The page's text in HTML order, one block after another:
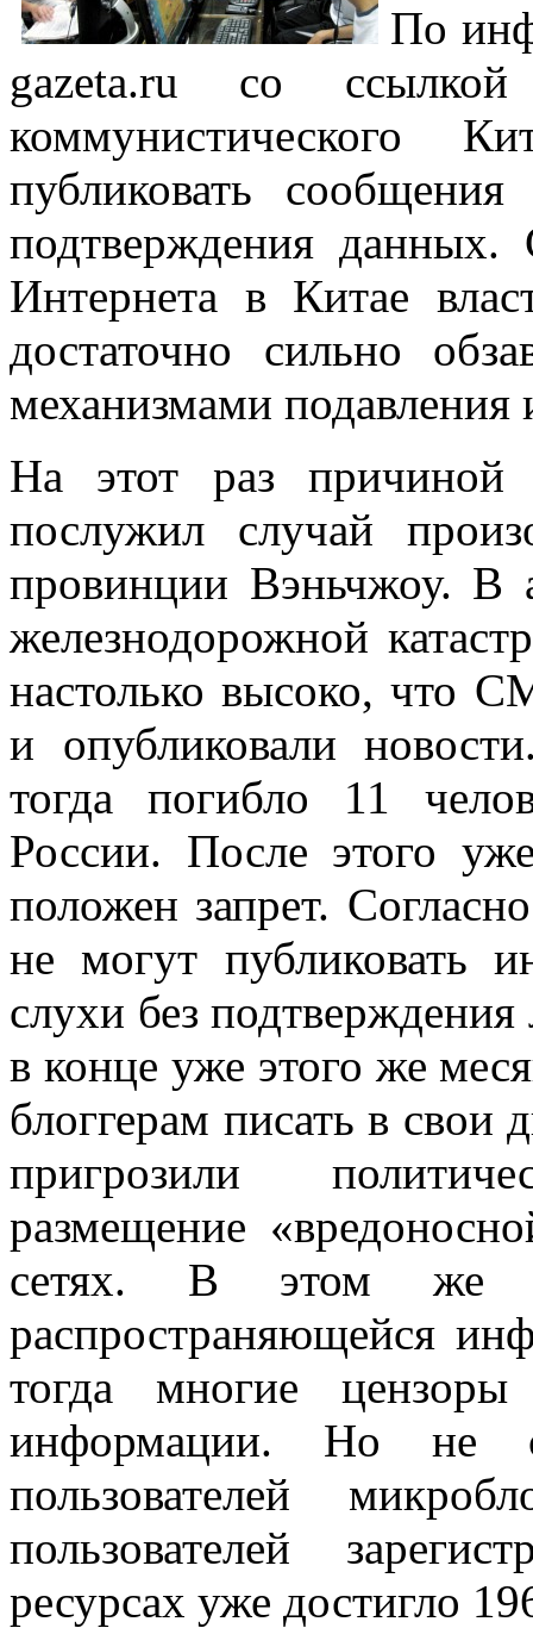
По
gazeta.ru со
коммунистического
публиковать
подтверждения данных.
Интернета в Китае
достаточно сильно
механизмами
На этот раз
послужил случай
провинции Вэньчжоу. В
железнодорожной
настолько высоко, что
и опубликовали
тогда погибло 11
России. После этого
положен запрет.
не могут публиковать
слухи без
в конце уже этого же
блоггерам писать в свои
пригрозили
размещение
сетях. В этом же
распространяющейся
тогда многие цензоры
информации. Но не
пользователей
пользователей
ресурсах уже достигло